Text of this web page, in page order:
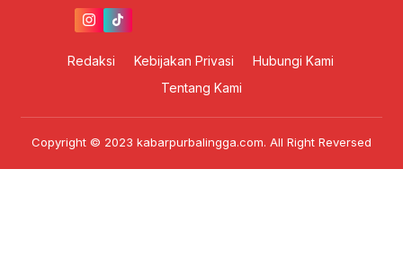
Redaksi Kebijakan Privasi
Hubungi Kami
Tentang Kami
Copyright © 2023 kabarpurbalingga.com. All Right Reversed